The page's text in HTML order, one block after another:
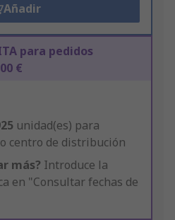
Añadir
para pedidos
€
unidad(es) para
centro de distribución
más? Introduce la
en "Consultar fechas de